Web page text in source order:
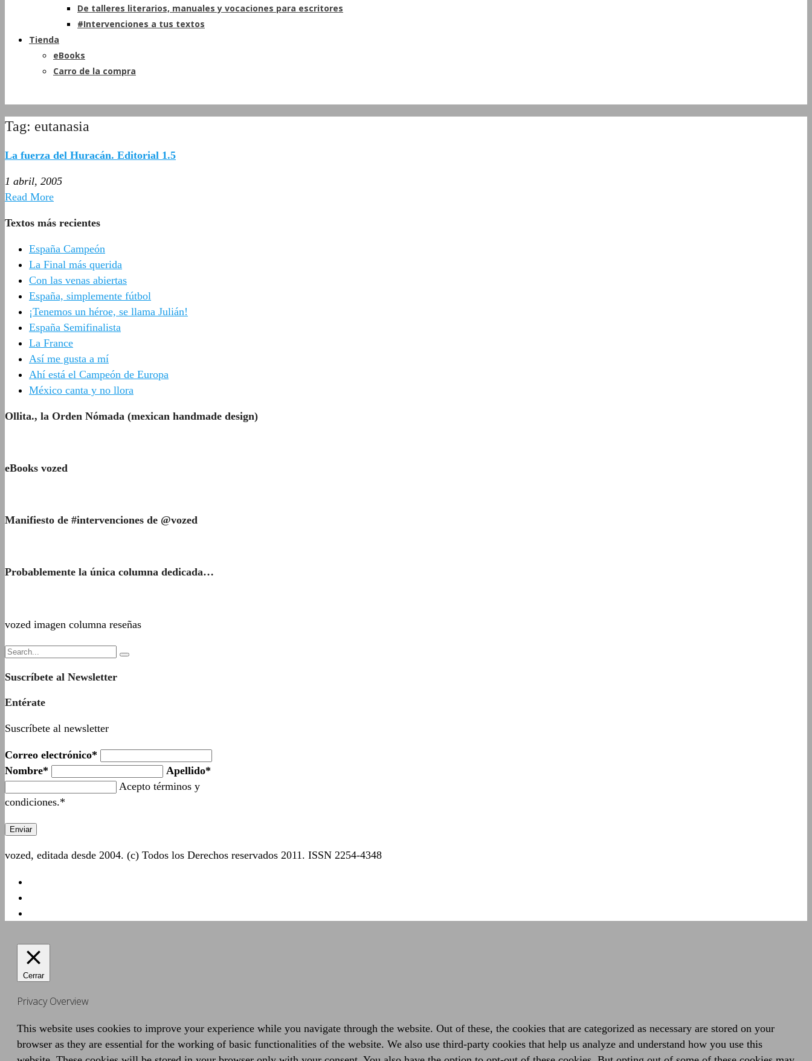
De talleres literarios, manuales y vocaciones para escritores
#Intervenciones a tus textos
Tienda
eBooks
Carro de la compra
Tag: eutanasia
La fuerza del Huracán. Editorial 1.5
1 abril, 2005
Read More
Textos más recientes
España Campeón
La Final más querida
Con las venas abiertas
España, simplemente fútbol
¡Tenemos un héroe, se llama Julián!
España Semifinalista
La France
Así me gusta a mí
Ahí está el Campeón de Europa
México canta y no llora
Ollita., la Orden Nómada (mexican handmade design)
eBooks vozed
Manifiesto de #intervenciones de @vozed
Probablemente la única columna dedicada…
vozed imagen columna reseñas
Suscríbete al Newsletter
Entérate
Suscríbete al newsletter
Correo electrónico*
Nombre*
Apellido*
Acepto términos y
condiciones.*
vozed, editada desde 2004. (c) Todos los Derechos reservados 2011. ISSN 2254-4348
Cerrar
Privacy Overview
This website uses cookies to improve your experience while you navigate through the website. Out of these, the cookies that are categorized as necessary are stored on your
browser as they are essential for the working of basic functionalities of the website. We also use third-party cookies that help us analyze and understand how you use this